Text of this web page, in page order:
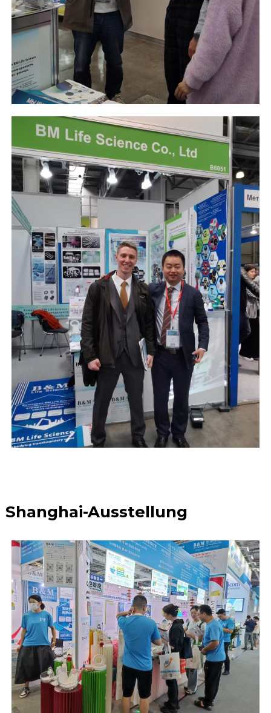
Shanghai-Ausstellung